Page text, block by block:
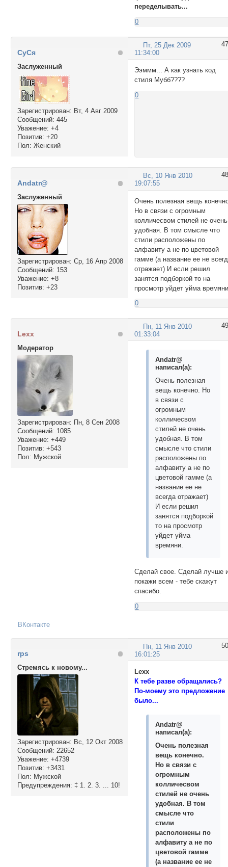
переделывать...
0
47
Пт, 25 Дек 2009
11:34:00
СуСя
Заслуженный
Зарегистрирован: Вт, 4 Авг 2009
Сообщений: 445
Уважение: +4
Позитив: +20
Пол: Женский
Ээммм... А как узнать код
стиля Мубб????
0
48
Вс, 10 Янв 2010
19:07:55
Andatr@
Заслуженный
Зарегистрирован: Ср, 16 Апр 2008
Сообщений: 153
Уважение: +8
Позитив: +23
Очень полезная вещь
Но в связи с огромным
колличесвом стилей не очень
удобная. В том смысле что
стили расположены по
алфавиту а не по цветовой
гамме (а название ее не
отражает) И если решил
занятся подборкой то на
просмотр уйдет уйма
0
49
Пн, 11 Янв 2010
01:33:04
Lexx
Модератор
Зарегистрирован: Пн, 8 Сен 2008
Сообщений: 1085
Уважение: +449
Позитив: +543
Пол: Мужской
Andatr@
написал(а):
Очень полезная
вещь конечно. Но
в связи с
огромным
колличесвом
стилей не очень
удобная. В том
смысле что стили
расположены по
алфавиту а не по
цветовой гамме (а
название ее не
всегда отражает)
И если решил
занятся подборкой
то на просмотр
уйдет уйма
времяни.
Сделай свое. Сделай лучше
покажи всем - тебе скажут
спасибо.
0
ВКонтакте
50
Пн, 11 Янв 2010
16:01:25
rps
Стремясь к новому...
Зарегистрирован: Вс, 12 Окт 2008
Сообщений: 22652
Уважение: +4739
Позитив: +3431
Пол: Мужской
Предупреждения: ‡ 1. 2. 3. ... 10!
Lexx
К тебе разве обращались?
По-моему это предложение
было...
Andatr@
написал(а):
Очень полезная
вещь конечно.
Но в связи с
огромным
колличесвом
стилей не очень
удобная. В том
смысле что
стили
расположены по
алфавиту а не по
цветовой гамме
(а название ее не